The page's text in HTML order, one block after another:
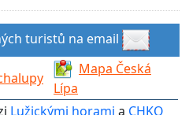
turistů na email
Mapa Česká
Lípa
Lužickými horami a CHKO